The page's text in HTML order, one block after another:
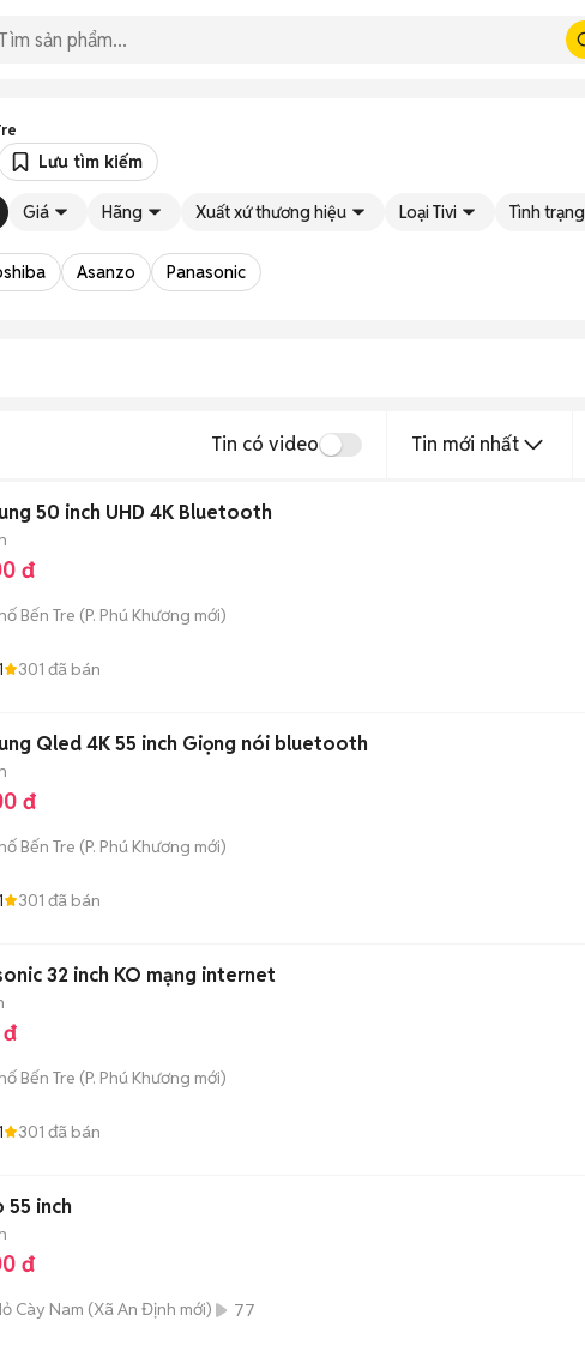
Lưu tìm kiếm
Giá Hãng Xuất xứ thương hiệu Loại Tivi Tình trạng
Asanzo Panasonic
Tin có video Tin mới nhất
50 inch UHD 4K Bluetooth
đ
Bến Tre (P. Phú Khương mới)
301 đã bán
Qled 4K 55 inch Giọng nói bluetooth
đ
Bến Tre (P. Phú Khương mới)
301 đã bán
32 inch KO mạng internet
Bến Tre (P. Phú Khương mới)
301 đã bán
55 inch
đ
Cày Nam (Xã An Định mới) 77